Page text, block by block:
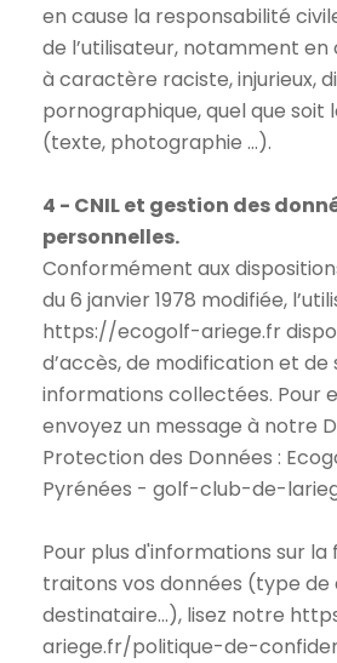
en cause la responsabilité
de l’utilisateur, notamment en
à caractère raciste, injurieux,
pornographique, quel que soit
(texte, photographie …).
4 - CNIL et gestion des
personnelles.
Conformément aux
du 6 janvier 1978 modifiée,
https://ecogolf-ariege.fr
d’accès, de modification et de
informations collectées. Pour
envoyez un message à notre
Protection des Données :
Pyrénées - golf-club-de-
Pour plus d'informations sur la
traitons vos données (type de
destinataire...), lisez notre
ariege.fr/politique-de-